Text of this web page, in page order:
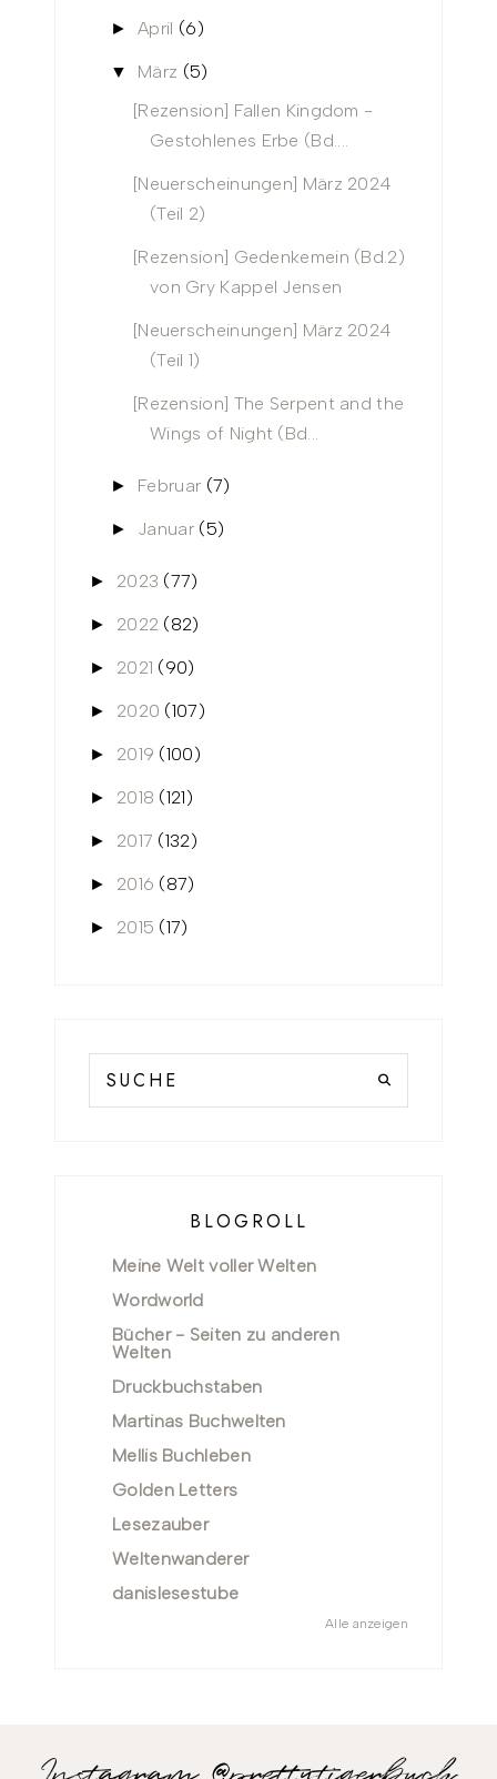
►April (6)
▼ März (5)
[Rezension] Fallen Kingdom -
Gestohlenes Erbe (Bd....
[Neuerscheinungen] März 2024
(Teil 2)
[Rezension] Gedenkemein (Bd.2)
von Gry Kappel Jensen
[Neuerscheinungen] März 2024
(Teil 1)
[Rezension] The Serpent and the
Wings of Night (Bd...
► Februar (7)
► Januar (5)
► 2023 (77)
► 2022 (82)
► 2021 (90)
► 2020 (107)
► 2019 (100)
► 2018 (121)
► 2017 (132)
► 2016 (87)
► 2015 (17)
BLOGROLL
Meine Welt voller Welten
Wordworld
Bücher - Seiten zu anderen
Welten
Druckbuchstaben
Martinas Buchwelten
Mellis Buchleben
Golden Letters
Lesezauber
Weltenwanderer
danislesestube
Alle anzeigen